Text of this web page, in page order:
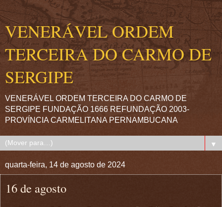
VENERÁVEL ORDEM
TERCEIRA DO CARMO DE
SERGIPE
VENERÁVEL ORDEM TERCEIRA DO CARMO DE
SERGIPE FUNDAÇÃO 1666 REFUNDAÇÃO 2003-
PROVÍNCIA CARMELITANA PERNAMBUCANA
▼
quarta-feira, 14 de agosto de 2024
16 de agosto